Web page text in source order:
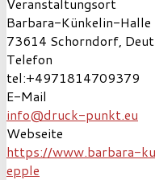
Barbara-Künkelin-
73614 Schorndorf,
Telefon
tel:+4971814709379
E-Mail
info@druck-punkt.eu
Webseite
https://www.barbara-
epple